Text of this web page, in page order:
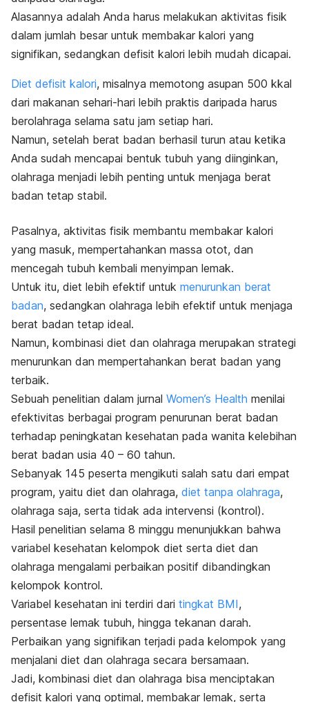
Alasannya adalah Anda harus melakukan aktivitas fisik
dalam jumlah besar untuk membakar kalori yang
signifikan, sedangkan defisit kalori lebih mudah dicapai.
Diet defisit kalori, misalnya memotong asupan 500 kkal
dari makanan sehari-hari lebih praktis daripada harus
berolahraga selama satu jam setiap hari.
Namun, setelah berat badan berhasil turun atau ketika
Anda sudah mencapai bentuk tubuh yang diinginkan,
olahraga menjadi lebih penting untuk menjaga berat
badan tetap stabil.
Pasalnya, aktivitas fisik membantu membakar kalori
yang masuk, mempertahankan massa otot, dan
mencegah tubuh kembali menyimpan lemak.
Untuk itu, diet lebih efektif untuk menurunkan berat
badan, sedangkan olahraga lebih efektif untuk menjaga
berat badan tetap ideal.
Namun, kombinasi diet dan olahraga merupakan strategi
menurunkan dan mempertahankan berat badan yang
terbaik.
Sebuah penelitian dalam jurnal Women’s Health menilai
efektivitas berbagai program penurunan berat badan
terhadap peningkatan kesehatan pada wanita kelebihan
berat badan usia 40 – 60 tahun.
Sebanyak 145 peserta mengikuti salah satu dari empat
program, yaitu diet dan olahraga, diet tanpa olahraga,
olahraga saja, serta tidak ada intervensi (kontrol).
Hasil penelitian selama 8 minggu menunjukkan bahwa
variabel kesehatan kelompok diet serta diet dan
olahraga mengalami perbaikan positif dibandingkan
kelompok kontrol.
Variabel kesehatan ini terdiri dari tingkat BMI,
persentase lemak tubuh, hingga tekanan darah.
Perbaikan yang signifikan terjadi pada kelompok yang
menjalani diet dan olahraga secara bersamaan.
Jadi, kombinasi diet dan olahraga bisa menciptakan
defisit kalori yang optimal, membakar lemak, serta